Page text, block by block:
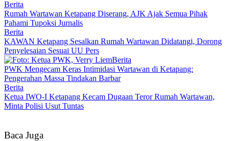
Berita
Rumah Wartawan Ketapang Diserang, AJK Ajak Semua Pihak
Pahami Tupoksi Jurnalis
Berita
KAWAN Ketapang Sesalkan Rumah Wartawan Didatangi, Dorong
Penyelesaian Sesuai UU Pers
Berita
PWK Mengecam Keras Intimidasi Wartawan di Ketapang:
Pengerahan Massa Tindakan Barbar
Berita
Ketua IWO-I Ketapang Kecam Dugaan Teror Rumah Wartawan,
Minta Polisi Usut Tuntas
Baca Juga